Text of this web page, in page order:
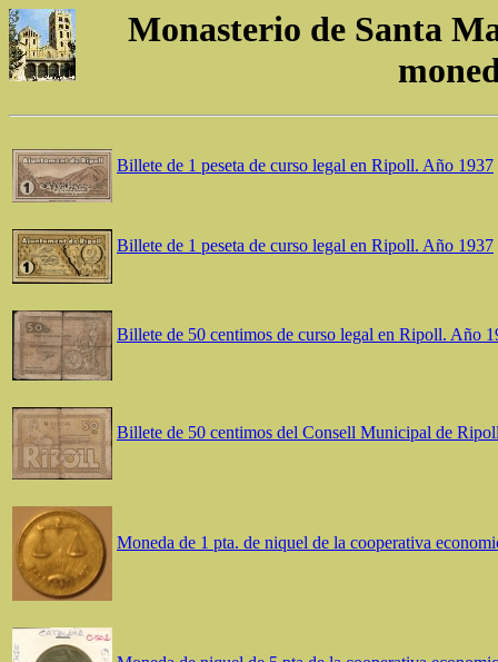
Monasterio de Santa
Billete de 1 peseta de curso legal en Ripoll. Año 1937
Billete de 1 peseta de curso legal en Ripoll. Año 1937
Billete de 50 centimos de curso legal en Ripoll. Año
Billete de 50 centimos del Consell Municipal de
Moneda de 1 pta. de niquel de la cooperativa